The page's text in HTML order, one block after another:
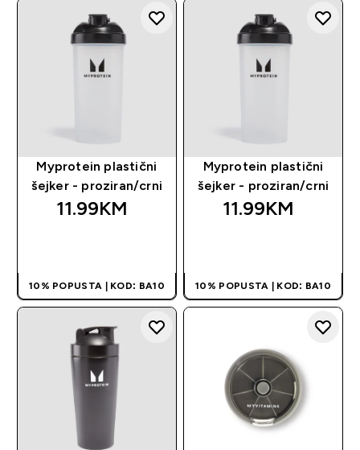
Myprotein plastični
šejker - proziran/crni
11.99KM‎
10% POPUSTA | KOD: BA10
Myprotein plastični
šejker - proziran/crni
11.99KM‎
10% POPUSTA | KOD: BA10